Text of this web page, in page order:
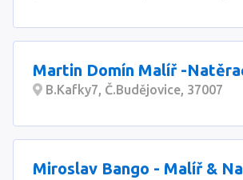
Martin Domín Malíř -
B.Kafky7, Č.Budějovice, 37007
Miroslav Bango - Malíř &